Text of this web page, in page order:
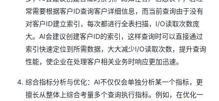
常需要根据客户ID查询客户详细信息，而当前查询由于没有
对客户ID建立索引，每次都进行全表扫描，I/O读取次数庞
大。AI会建议创建客户ID的索引，这样查询时可以直接通过
索引快速定位到所需数据，大大减少I/O读取次数，提升查询
性能，使企业在处理客户相关业务时响应更加迅速。
综合指标分析与优化：AI不仅仅会单独分析某一个指标，更
擅长从整体上综合考量多个查询执行指标。例如，在优化一